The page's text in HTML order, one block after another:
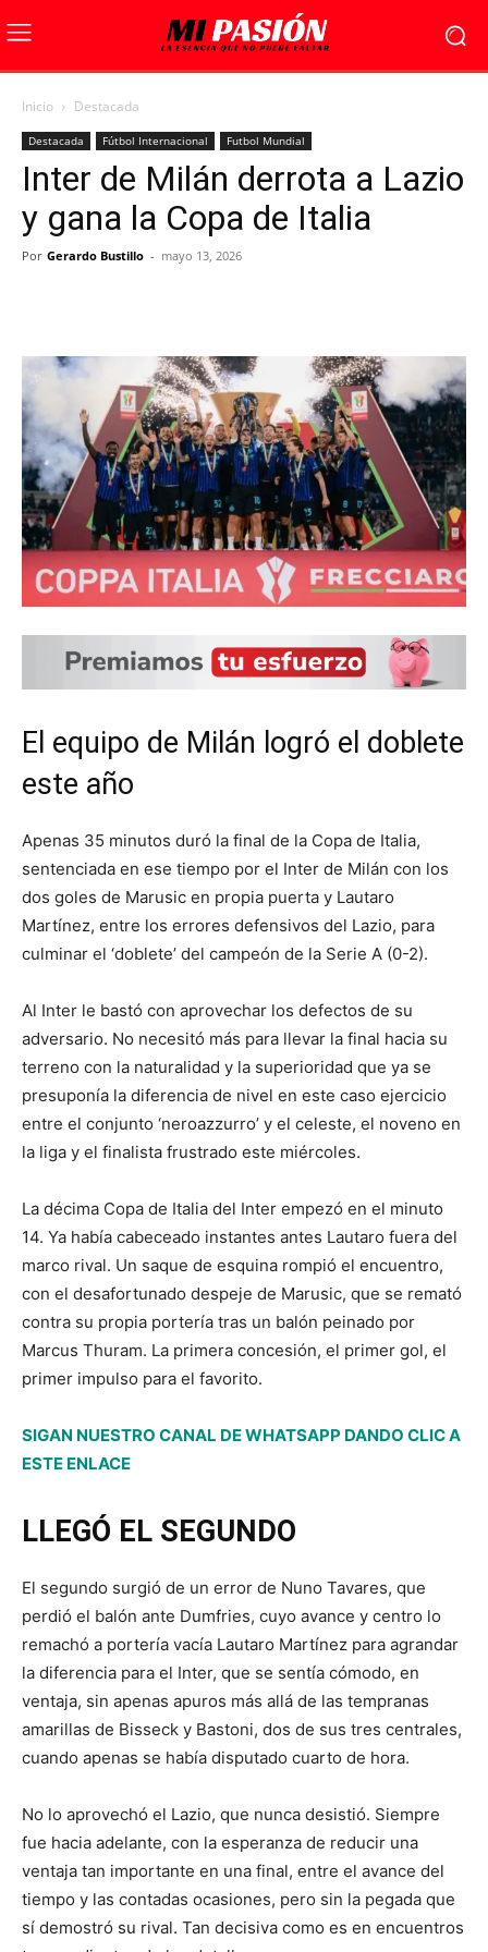
Inicio Destacada
Destacada Fútbol Internacional Futbol Mundial
Inter de Milán derrota a Lazio
y gana la Copa de Italia
Por Gerardo Bustillo - mayo 13, 2026
El equipo de Milán logró el doblete
este año
Apenas 35 minutos duró la final de la Copa de Italia,
sentenciada en ese tiempo por el Inter de Milán con los
dos goles de Marusic en propia puerta y Lautaro
Martínez, entre los errores defensivos del Lazio, para
culminar el ‘doblete’ del campeón de la Serie A (0-2).
Al Inter le bastó con aprovechar los defectos de su
adversario. No necesitó más para llevar la final hacia su
terreno con la naturalidad y la superioridad que ya se
presuponía la diferencia de nivel en este caso ejercicio
entre el conjunto ‘neroazzurro’ y el celeste, el noveno en
la liga y el finalista frustrado este miércoles.
La décima Copa de Italia del Inter empezó en el minuto
14. Ya había cabeceado instantes antes Lautaro fuera del
marco rival. Un saque de esquina rompió el encuentro,
con el desafortunado despeje de Marusic, que se remató
contra su propia portería tras un balón peinado por
Marcus Thuram. La primera concesión, el primer gol, el
primer impulso para el favorito.
SIGAN NUESTRO CANAL DE WHATSAPP DANDO CLIC A
ESTE ENLACE
LLEGÓ EL SEGUNDO
El segundo surgió de un error de Nuno Tavares, que
perdió el balón ante Dumfries, cuyo avance y centro lo
remachó a portería vacía Lautaro Martínez para agrandar
la diferencia para el Inter, que se sentía cómodo, en
ventaja, sin apenas apuros más allá de las tempranas
amarillas de Bisseck y Bastoni, dos de sus tres centrales,
cuando apenas se había disputado cuarto de hora.
No lo aprovechó el Lazio, que nunca desistió. Siempre
fue hacia adelante, con la esperanza de reducir una
ventaja tan importante en una final, entre el avance del
tiempo y las contadas ocasiones, pero sin la pegada que
sí demostró su rival. Tan decisiva como es en encuentros